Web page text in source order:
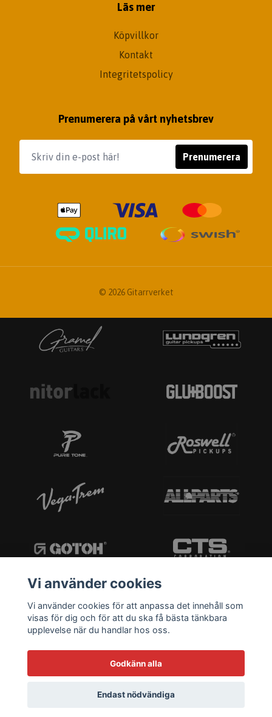
Läs mer
Köpvillkor
Kontakt
Integritetspolicy
Prenumerera på vårt nyhetsbrev
Prenumerera
© 2026 Gitarrverket
Vi använder cookies
Vi använder cookies för att anpassa det innehåll som
visas för dig och för att du ska få bästa tänkbara
upplevelse när du handlar hos oss.
Godkänn alla
Endast nödvändiga